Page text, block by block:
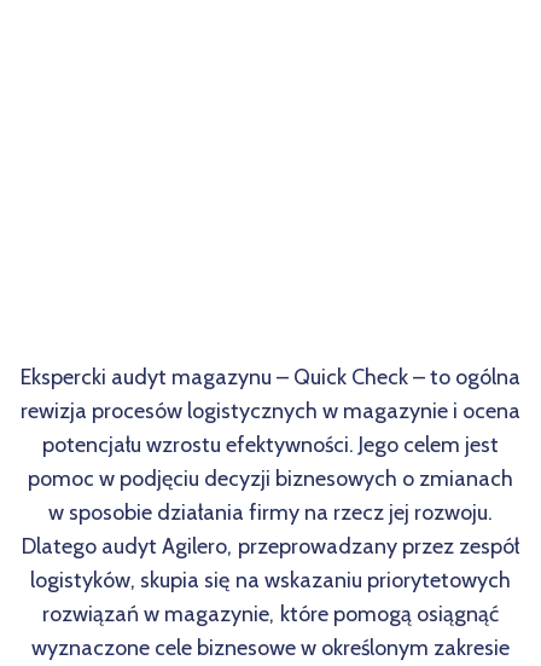
Ekspercki audyt magazynu – Quick Check – to ogólna
rewizja procesów logistycznych w magazynie i ocena
potencjału wzrostu efektywności. Jego celem jest
pomoc w podjęciu decyzji biznesowych o zmianach
w sposobie działania firmy na rzecz jej rozwoju.
Dlatego audyt Agilero, przeprowadzany przez zespół
logistyków, skupia się na wskazaniu priorytetowych
rozwiązań w magazynie, które pomogą osiągnąć
wyznaczone cele biznesowe w określonym zakresie